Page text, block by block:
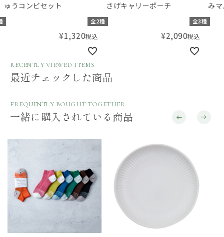
ゅうコンビセット
全2種
¥1,320税込
さげキャリーポーチ
全3種
¥2,090税込
み
RECENTLY VIEWED ITEMS
最近チェックした商品
FREQUENTLY BOUGHT TOGETHER
一緒に購入されている商品